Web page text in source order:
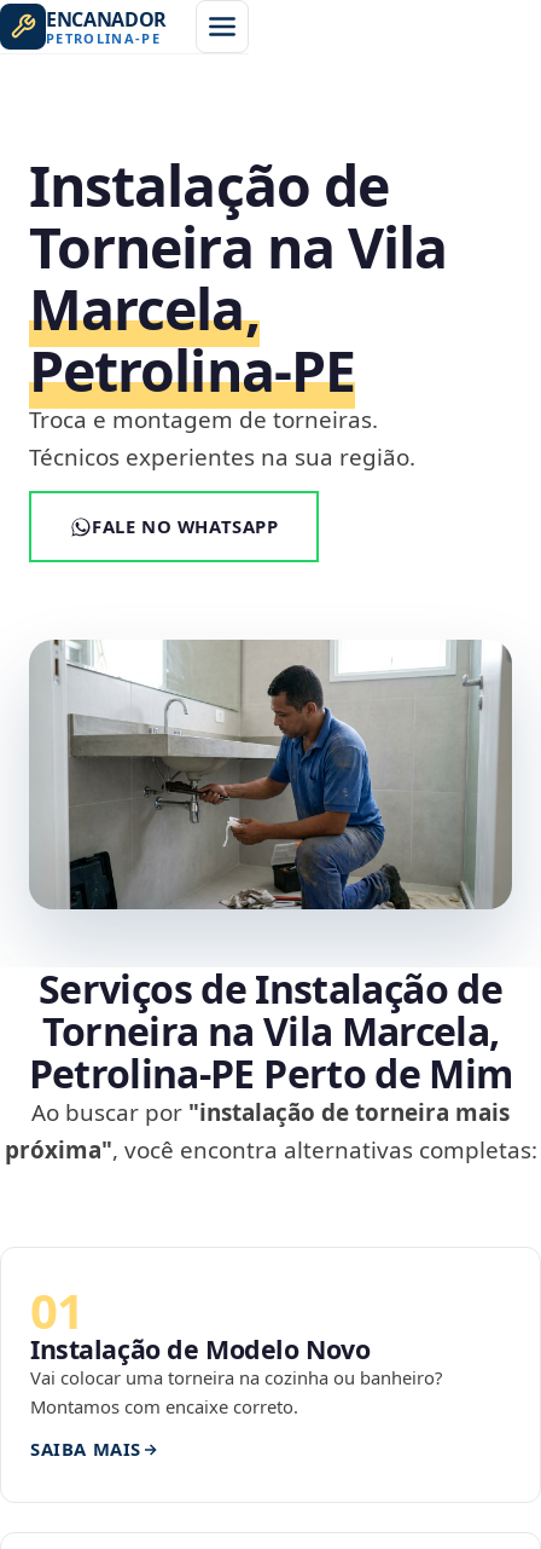
ENCANADOR
PETROLINA-PE
Instalação de
Torneira na Vila
Marcela,
Petrolina‑PE
Troca e montagem de torneiras.
Técnicos experientes na sua região.
FALE NO WHATSAPP
Serviços de Instalação de
Torneira na Vila Marcela,
Petrolina‑PE Perto de Mim
Ao buscar por "instalação de torneira mais
próxima", você encontra alternativas completas:
01
Instalação de Modelo Novo
Vai colocar uma torneira na cozinha ou banheiro?
Montamos com encaixe correto.
SAIBA MAIS